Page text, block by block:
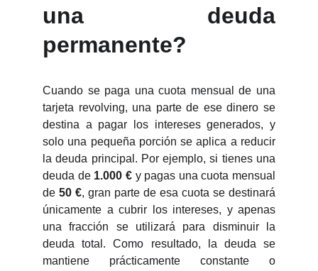
una deuda
permanente?
Cuando se paga una cuota mensual de una
tarjeta revolving, una parte de ese dinero se
destina a pagar los intereses generados, y
solo una pequeña porción se aplica a reducir
la deuda principal. Por ejemplo, si tienes una
deuda de 1.000 €y pagas una cuota mensual
de 50 €, gran parte de esa cuota se destinará
únicamente a cubrir los intereses, y apenas
una fracción se utilizará para disminuir la
deuda total. Como resultado, la deuda se
mantiene prácticamente constante o